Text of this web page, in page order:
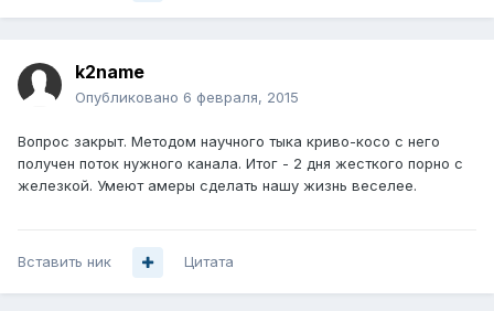
k2name
Опубликовано 6 февраля, 2015
Вопрос закрыт. Методом научного тыка криво-косо с него
получен поток нужного канала. Итог - 2 дня жесткого порно с
железкой. Умеют амеры сделать нашу жизнь веселее.
Вставить ник Цитата